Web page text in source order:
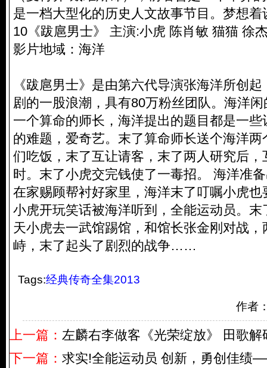
是一档大型化的历史人文故事节目。梦想
10《跋扈男士》 主演:小虎 陈肖敏 猫猫 徐
影片地域：海洋
《跋扈男士》是由第六代导演张海洋所创
剧的一股浪潮，具有80万粉丝团队。海洋
一个算命的师长，海洋提出的题目都是一
的难题，爱奇艺。末了算命师长送个海洋
们吃饭，末了互让请客，末了两人研究后
时。末了小虎交完钱使了一毒招。 海洋准
在家赐顾帮衬好家里，海洋末了叮嘱小虎
小虎开玩笑话被海洋听到，全能运动员。
天小虎去一武馆踢馆，和馆长张金刚对战
峙，末了起头了剧烈的战争……
Tags:经典传奇全集2013
作者
上一篇： 左麟右李做客《光荣绽放》 田歌解
下一篇： 求实!全能运动员 创新，勇创佳绩